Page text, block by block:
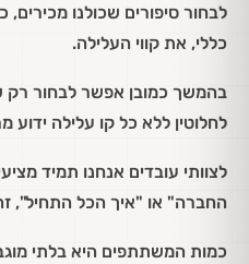
לבחור סיפורים שכולנו מכירים,
כללי, את קווי העלילה.
בהמשך כמובן אפשר לבחור רק
לחלוטין ללא כל קו עלילה ידוע
לצוותי עובדים אנחנו תמיד
החברה" או "איך הכל התחיל",